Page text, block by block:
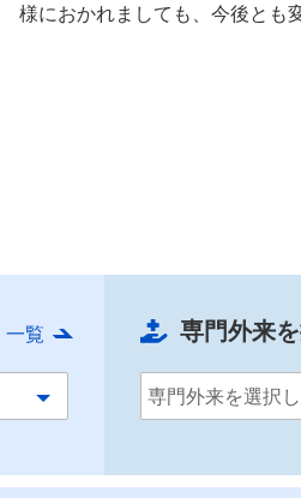
様におかれましても、今後とも
一覧 専門外来